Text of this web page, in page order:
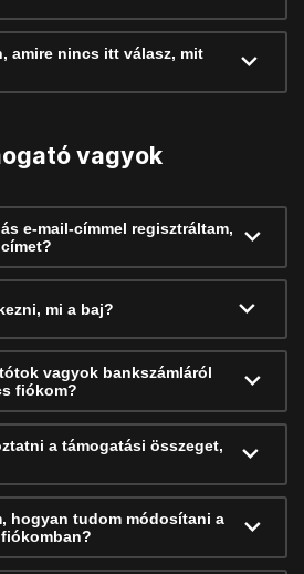
amire nincs itt válasz, mit
vagyok
e-mail-címmel regisztráltam,
mi a baj?
vagyok bankszámláról
fiókom?
a támogatási összeget,
hogyan tudom módosítani a